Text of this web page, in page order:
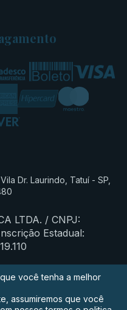
Dr. Laurindo, Tatuí - SP,
LTDA. / CNPJ:
Estadual:
você tenha a melhor
assumiremos que você